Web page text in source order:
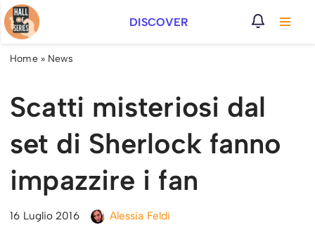
Vai
al
DISCOVER
Home» News
Scatti misteriosi dal
set di Sherlock fanno
impazzire i fan
16 Luglio 2016 Alessia Feldi